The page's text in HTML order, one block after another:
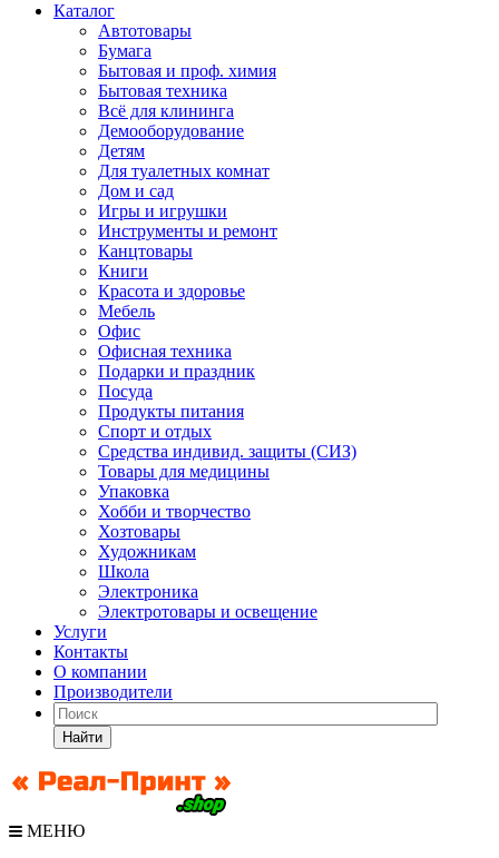
Каталог
Автотовары
Бумага
Бытовая и проф. химия
Бытовая техника
Всё для клининга
Демооборудование
Детям
Для туалетных комнат
Дом и сад
Игры и игрушки
Инструменты и ремонт
Канцтовары
Книги
Красота и здоровье
Мебель
Офис
Офисная техника
Подарки и праздник
Посуда
Продукты питания
Спорт и отдых
Средства индивид. защиты (СИЗ)
Товары для медицины
Упаковка
Хобби и творчество
Хозтовары
Художникам
Школа
Электроника
Электротовары и освещение
Услуги
Контакты
О компании
Производители
Найти
МЕНЮ